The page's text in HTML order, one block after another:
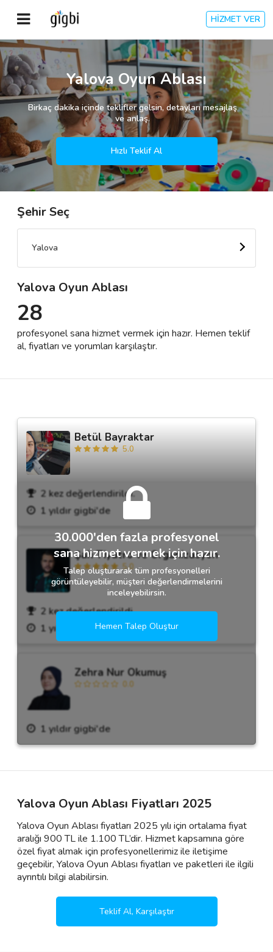
HİZMET VER
Anasayfa
Giriş Yap
Kayıt Ol
Kategoriler
🎈 Biz Kimiz?
🌟 Müşteri Değerlendirmeleri
Destek
İletişim
Yalova Oyun Ablası
Birkaç dakika içinde teklifler gelsin, detayları mesajlaş
ve anlaş.
Hızlı Teklif Al
Şehir Seç
Yalova
Yalova Oyun Ablası
28
profesyonel sana hizmet vermek için hazır. Hemen teklif
al, fiyatları ve yorumları karşılaştır.
Betül Bayraktar
5.0
2 kez değerlendirildi.
1 yıldır gigbi'de
Şah Tiyatro ve Organizasyon
5.0
2 kez değerlendirildi.
1 yıldır gigbi'de
Zehra Nur Okumuş
0.0
1 yıldır gigbi'de
30.000'den fazla profesyonel
sana hizmet vermek için hazır.
Talep oluşturarak tüm profesyonelleri
görüntüleyebilir, müşteri değerlendirmelerini
inceleyebilirsin.
Hemen Talep Oluştur
Yalova Oyun Ablası Fiyatları 2025
Yalova Oyun Ablası fiyatları 2025 yılı için ortalama fiyat
aralığı 900 TL ile 1.100 TL’dir. Hizmet kapsamına göre
özel fiyat almak için profesyonellerimiz ile iletişime
geçebilir, Yalova Oyun Ablası fiyatları ve paketleri ile ilgili
ayrıntılı bilgi alabilirsin.
Teklif Al, Karşılaştır